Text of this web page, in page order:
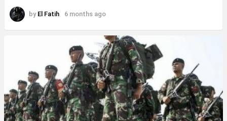
by El Fatih 6 months ago